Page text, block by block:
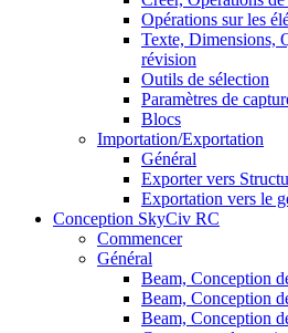
Opérations sur les
Texte, Dimensions,
révision
Outils de sélection
Paramètres de
Blocs
Importation/Exportation
Général
Exporter vers
Exportation vers le
Conception SkyCiv RC
Commencer
Général
Beam, Conception
Beam, Conception
Beam, Conception